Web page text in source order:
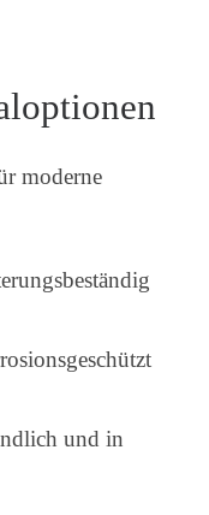
moderne
und in